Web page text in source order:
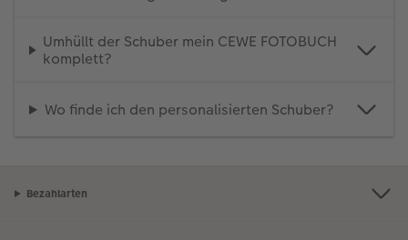
Umhüllt der Schuber mein CEWE FOTOBUCH
komplett?
Wo finde ich den personalisierten Schuber?
Bezahlarten